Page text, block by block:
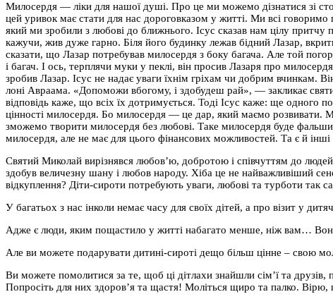
Милосердя — ліки для нашої душі. Про це ми можемо дізнатися зі
цей уривок має стати для нас дороговказом у житті. Ми всі
який ми зробили з любові до ближнього. Ісус сказав нам цілу
кажучи, жив дуже гарно. Біля його будинку лежав бідний Лазар,
сказати, що Лазар потребував милосердя з боку багача. Але той
і багач. І ось, терплячи муки у пеклі, він просив Лазаря про
зробив Лазар. Ісус не надає уваги їхнім гріхам чи добрим вчинкам.
лоні Авраама. «Допоможи вбогому, і здобудеш рай», — закликає
відповідь каже, що всіх їх дотримується. Тоді Ісус каже: ще одного
цінності милосердя. Бо милосердя — це дар, який маємо розвивати.
зможемо творити милосердя без любові. Таке милосердя буде
милосердя, але не має для цього фінансових можливостей. Та є й
Святий Миколай вирізнявся любов’ю, добротою і співчуттям до
здобув величезну шану і любов народу. Хіба це не найважливіший
відкуплення? Діти-сироти потребують уваги, любові та турботи так
У багатьох з нас інколи немає часу для своїх дітей, а про візит у
Адже є люди, яким пощастило у житті набагато менше, ніж вам…
Але ви можете подарувати дитині-сироті дещо більш цінне – свою
Ви можете помолитися за те, щоб ці дітлахи знайшли сім’ї та друзів,
Попросіть для них здоров’я та щастя! Моліться щиро та палко. Вірю,